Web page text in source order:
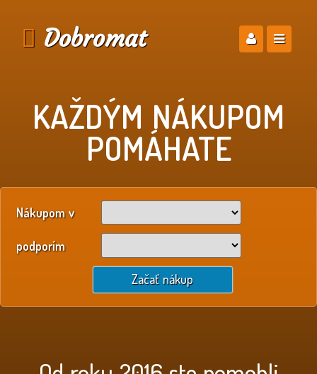
Dobromat
KAŽDÝM NÁKUPOM
POMÁHATE
Nákupom v
podporím
Začať nákup